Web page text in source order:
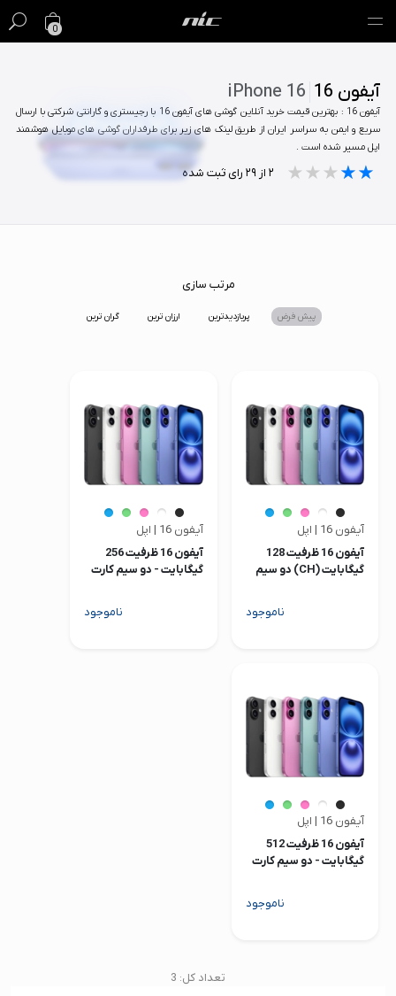
0
گیفت کارت
فروش ویژه
اپل واچ
صدا و تصویر
قیمت روز
محصولات کارکرده
تماس با ما
خواندنی ها
آیفون 16 iPhone 16
آیفون 16 : بهترین قیمت خرید آنلاین گوشی های آیفون 16 با رجیستری و گارانتی شرکتی با ارسال
سریع و ایمن به سراسر ایران از طریق لینک های زیر برای طرفداران گوشی های موبایل هوشمند
اپل مسیر شده است .
★★★★★
★★★★★
★★★★★ ۲ از ۲۹ رای ثبت شده
مرتب سازی
پیش فرض پربازدیدترین ارزان ترین گران ترین
آیفون 16 | اپل
آیفون 16 ظرفیت 128
گیگابایت (CH) دو سیم
ناموجود
آیفون 16 | اپل
آیفون 16 ظرفیت 256
گیگابایت - دو سیم کارت
ناموجود
آیفون 16 | اپل
آیفون 16 ظرفیت 512
گیگابایت - دو سیم کارت
ناموجود
تعداد کل: 3